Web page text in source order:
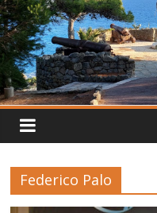
Federico Palo